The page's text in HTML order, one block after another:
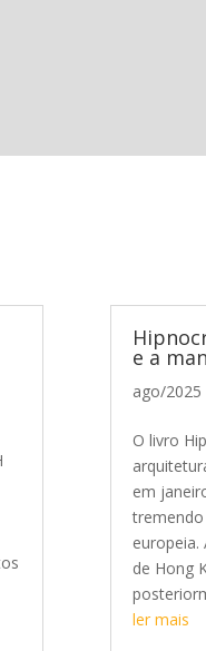
e a
ago/2025
O livro
em
tremendo
europeia.
de Hong
ler mais